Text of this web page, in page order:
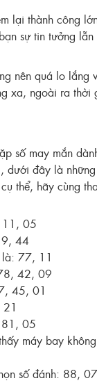
lại thành công
sự tin tưởng lẫn
nên quá lo lắng
xa, ngoài ra thời
số may mắn
dưới đây là
thể, hãy cùng
11, 05
44
là: 77, 11
42, 09
45, 01
81, 05
máy bay
số đánh: 88,